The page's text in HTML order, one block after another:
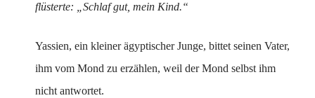
flüsterte: „Schlaf gut, mein Kind.“
Yassien, ein kleiner ägyptischer Junge, bittet seinen Vater,
ihm vom Mond zu erzählen, weil der Mond selbst ihm
nicht antwortet.